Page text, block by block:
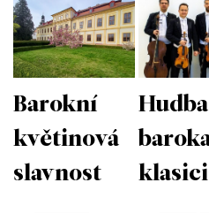
Barokní
květinová
slavnost
Hudba